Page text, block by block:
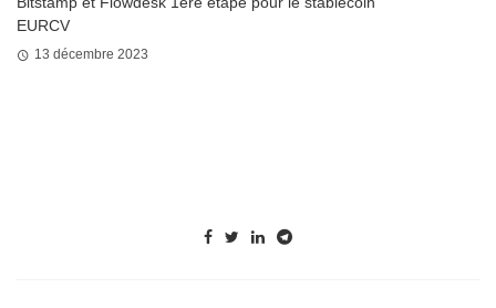
EURCV
13 décembre 2023